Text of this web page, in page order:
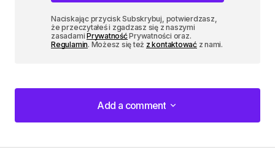
Naciskając przycisk Subskrybuj, potwierdzasz,
że przeczytałeś i zgadzasz się z naszymi
zasadamiPrywatnośćPrywatności oraz.
Regulamin. Możesz się też z kontaktowaćz nami.
Add a comment
Add a comment